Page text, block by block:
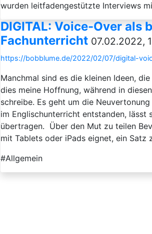
wurden leitfadengestützte Interviews
DIGITAL: Voice-Over als
Fachunterricht 07.02.2022,
https://bobblume.de/2022/02/07/digital-
Manchmal sind es die kleinen Ideen,
dies meine Hoffnung, während in
schreibe. Es geht um die
im Englischunterricht entstanden, lässt
übertragen. Über den Mut zu teilen
mit Tablets oder iPads eignet, ein Satz
#Allgemein